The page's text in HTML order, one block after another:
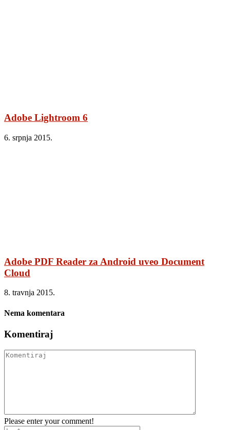
Adobe Lightroom 6
6. srpnja 2015.
Adobe PDF Reader za Android uveo Document
Cloud
8. travnja 2015.
Nema komentara
Komentiraj
Please enter your comment!